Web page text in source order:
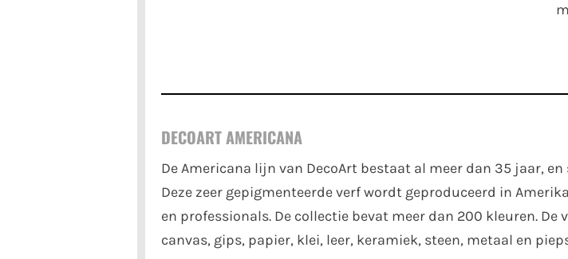
DECOART AMERICANA
De Americana lijn van DecoArt bestaat al meer dan 35 jaar,
Deze zeer gepigmenteerde verf wordt geproduceerd in
en professionals. De collectie bevat meer dan 200 kleuren.
canvas, gips, papier, klei, leer, keramiek, steen, metaal en